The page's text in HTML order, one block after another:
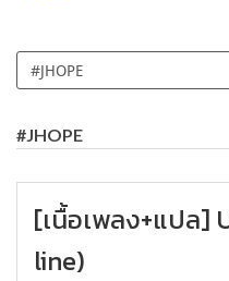
#JHOPE
[เนื้อเพลง+แปล]
line)